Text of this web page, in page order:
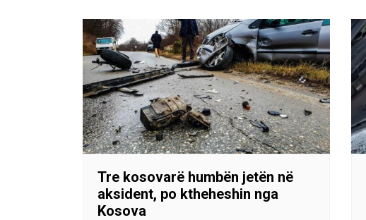
Tre kosovarë humbën jetën në
aksident, po ktheheshin nga
Kosova